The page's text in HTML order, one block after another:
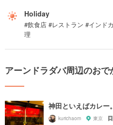
Holiday
#飲食店 #レストラン #インド
理
アーンドラダバ周辺のおで
神田といえばカレー
kurichaom 東京